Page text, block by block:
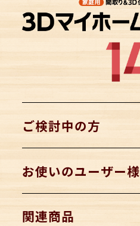
ご検討中の方
お使いのユーザー様
関連商品